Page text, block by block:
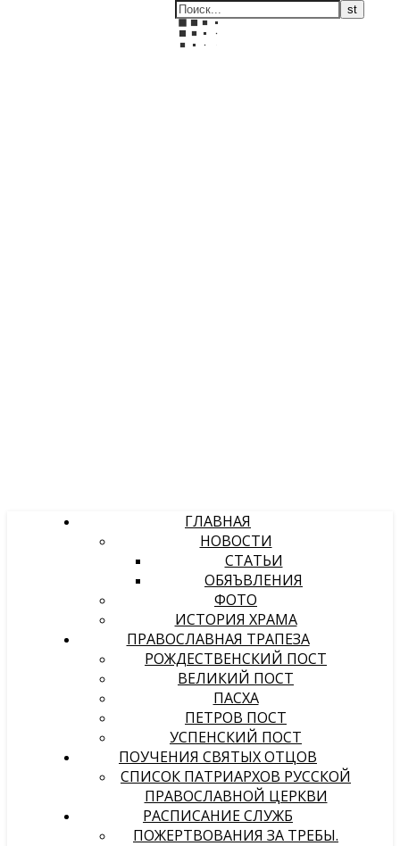
ГЛАВНАЯ
НОВОСТИ
СТАТЬИ
ОБЯЪВЛЕНИЯ
ФОТО
ИСТОРИЯ ХРАМА
ПРАВОСЛАВНАЯ ТРАПЕЗА
РОЖДЕСТВЕНСКИЙ ПОСТ
ВЕЛИКИЙ ПОСТ
ПАСХА
ПЕТРОВ ПОСТ
УСПЕНСКИЙ ПОСТ
ПОУЧЕНИЯ СВЯТЫХ ОТЦОВ
СПИСОК ПАТРИАРХОВ РУССКОЙ
ПРАВОСЛАВНОЙ ЦЕРКВИ
РАСПИСАНИЕ СЛУЖБ
ПОЖЕРТВОВАНИЯ ЗА ТРЕБЫ.